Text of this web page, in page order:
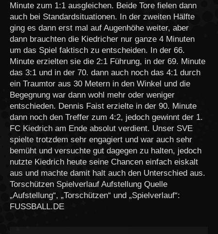
Minute zum 1:1 ausgleichen. Beide Tore fielen dann
auch bei Standardsituationen. In der zweiten Hälfte
ging es dann erst mal auf Augenhöhe weiter, aber
dann brauchten die Kiedricher nur ganze 4 Minuten
um das Spiel faktisch zu entscheiden. In der 66.
Minute erzielten sie die 2:1 Führung, in der 69. Minute
das 3:1 und in der 70. dann auch noch das 4:1 durch
ein Traumtor aus 30 Metern in den Winkel und die
Begegnung war dann wohl mehr oder weniger
entschieden. Dennis Faist erzielte in der 90. Minute
dann noch den Treffer zum 4:2, jedoch gewinnt der 1.
FC Kiedrich am Ende absolut verdient. Unser SVE
spielte trotzdem sehr engagiert und war auch sehr
bemüht und versuchte gut dagegen zu halten, jedoch
nutzte Kiedrich heute seine Chancen einfach eiskalt
aus und machte damit halt auch den Unterschied aus.
Torschützen Spielverlauf Aufstellung Quelle
„Aufstellung“, „Torschützen“ und „Spielverlauf“:
FUSSBALL.DE